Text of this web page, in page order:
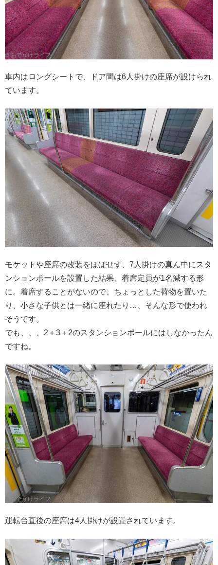
車内はロングシートで、ドア間は6人掛けの座席が設けられ
ています。
モケットや座席の改装をほぼせず、7人掛けの真ん中にスタ
ンションポールを設置した結果、着席定員が1名減する形
に。着席することがないので、ちょっとした荷物を置いた
り、小さな子供とは一緒に座れたり…、そんな形で使われ
そうです。
でも、、、2＋3＋2のスタンションポールにはしなかったん
ですね。
運転台直後の座席は4人掛けが設置されています。